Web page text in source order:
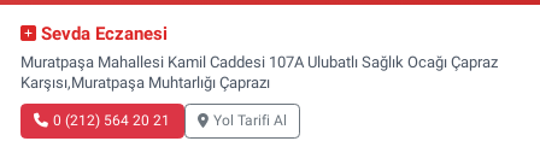
Sevda Eczanesi
Muratpaşa Mahallesi Kamil Caddesi 107A Ulubatlı Sağlık Ocağı Çapraz
Karşısı,Muratpaşa Muhtarlığı Çaprazı
0 (212) 564 20 21 Yol Tarifi Al